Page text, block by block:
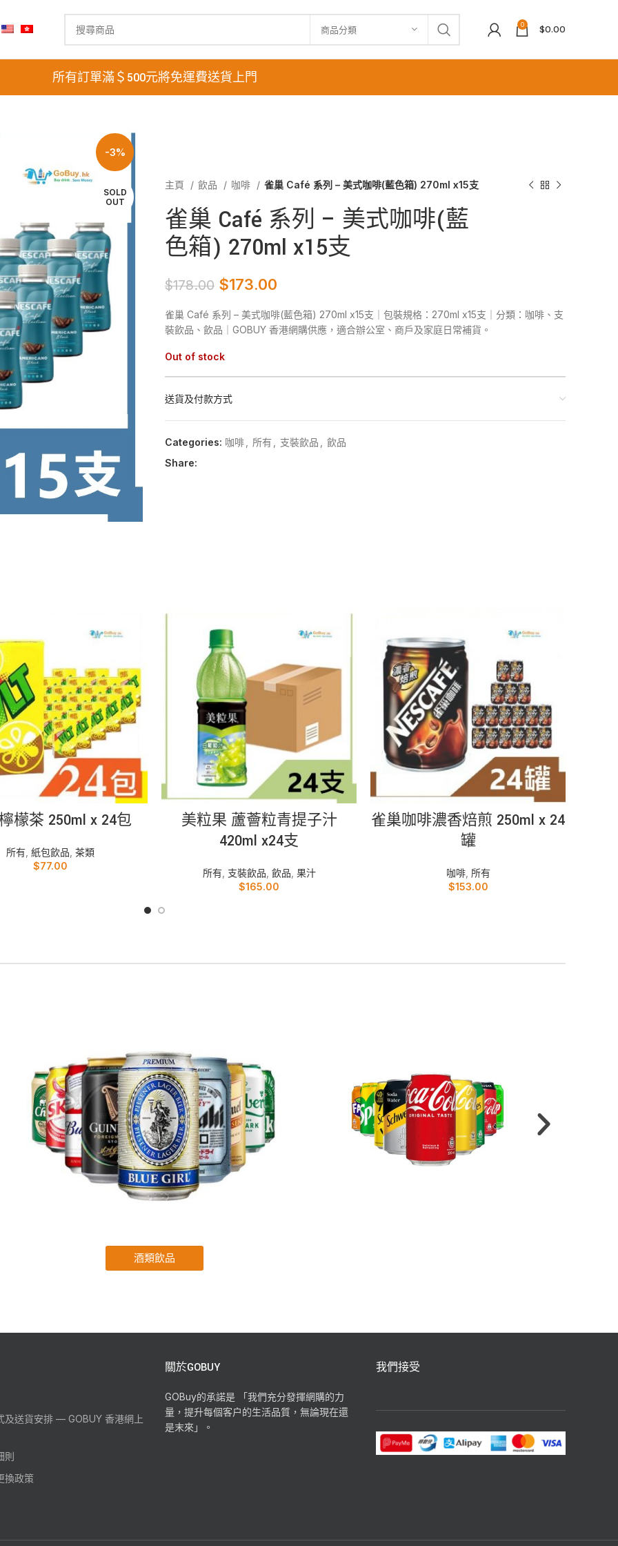
商品分類 0 $0.00
所有訂單滿＄500元將免運費送貨上門
-3%
SOLD
OUT
主頁 飲品 咖啡 雀巢 Café 系列 – 美式咖啡(藍色箱) 270ml x15支
雀巢 Café 系列 – 美式咖啡(藍
色箱) 270ml x15支
$178.00 $173.00
雀巢 Café 系列 – 美式咖啡(藍色箱) 270ml x15支｜包裝規格：270ml x15支｜分類：咖啡、支
裝飲品、飲品｜GOBUY 香港網購供應，適合辦公室、商戶及家庭日常補貨。
Out of stock
送貨及付款方式
Categories: 咖啡 所有 支裝飲品
飲品
Share:
檬茶 250ml x 24包
所有, 紙包飲品, 茶類
$77.00
加入購物車
美粒果 蘆薈粒青提子汁
420ml x24支
所有, 支裝飲品, 飲品, 果汁
$165.00
加入購物車
雀巢咖啡濃香焙煎 250ml x 24
罐
咖啡, 所有
$153.00
及送貨安排 — GOBUY 香港網上
則
換政策
關於GOBUY
GOBuy的承諾是 「我們充分發揮網購的力
量，提升每個客户的生活品質，無論現在還
是末來」。
我們接受